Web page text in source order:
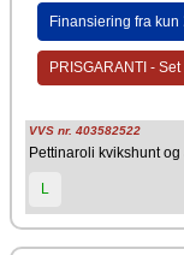
Fordele
Individuel
Trådløs
Hurtig og
Pettinaroli K7025
regulering af
kredse. Den
individuel
Finansiering fra kun
PRISGARANTI -
VVS nr. 403582522
Pettinaroli kvikshunt
L